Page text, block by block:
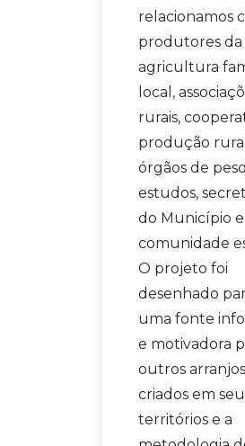
relacionamos
produtores da
agricultura
local,
rurais,
produção
órgãos de
estudos,
do Município e
comunidade
O projeto foi
desenhado
uma fonte
e motivadora
outros
criados em
territórios e a